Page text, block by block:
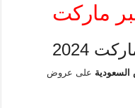
ماركت
2024
على عروض